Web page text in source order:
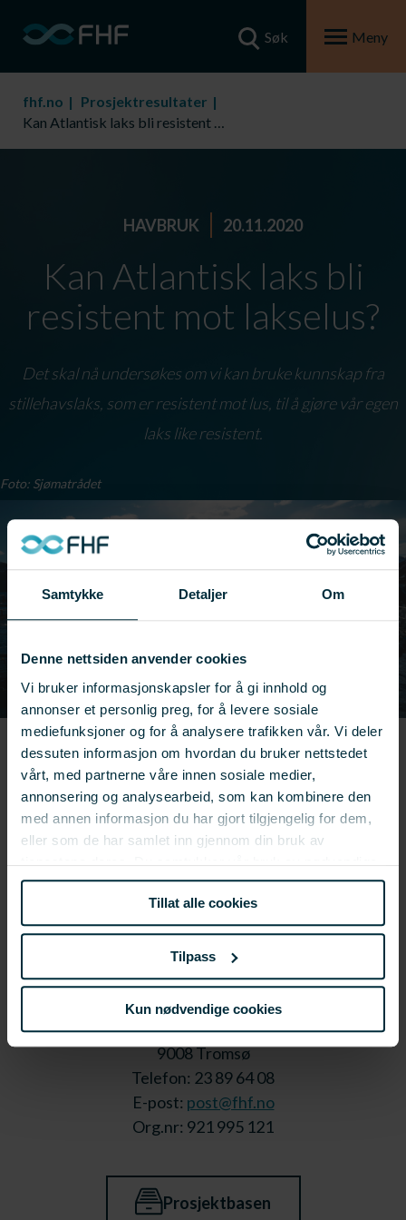
Samtykke Detaljer Om
Denne nettsiden anvender cookies
Vi bruker informasjonskapsler for å gi innhold og
annonser et personlig preg, for å levere sosiale
mediefunksjoner og for å analysere trafikken vår. Vi deler
dessuten informasjon om hvordan du bruker nettstedet
vårt, med partnerne våre innen sosiale medier,
annonsering og analysearbeid, som kan kombinere den
med annen informasjon du har gjort tilgjengelig for dem,
eller som de har samlet inn gjennom din bruk av
tjenestene deres. Du samtykker vår bruk av nødvendige
informasjonskapsler ved å bruke nettstedet vårt.
Tillat alle cookies
Tilpass
Kun nødvendige cookies
Søk Meny
fhf.no
Prosjektresultater
Kan Atlantisk laks bli resistent mot lakselus?
HAVBRUK 20.11.2020
Kan Atlantisk laks bli
resistent mot lakselus?
Det skal nå undersøkes om vi kan bruke kunnskap fra
stillehavslaks, som er resistent mot lus, til å gjøre vår egen
laks like resistent.
Foto: Sjømatrådet
← Se flere resultater
Prosjekt: 901631
Stortorget 1,
9008 Tromsø
Telefon: 23 89 64 08
E-post: post@fhf.no
Org.nr: 921 995 121
Prosjektbasen